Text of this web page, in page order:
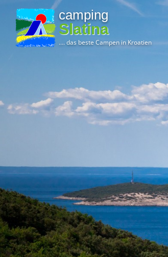
camping
Slatina
.... das beste Campen in Kroatien